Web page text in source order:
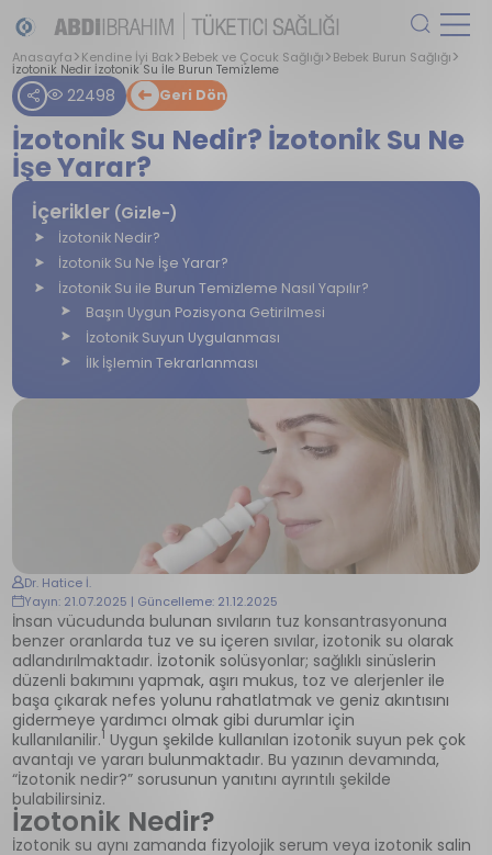
Anasayfa Kendine İyi Bak Bebek ve Çocuk Sağlığı Bebek Burun Sağlığı
İzotonik Nedir İzotonik Su İle Burun Temizleme
22498 Geri Dön
İzotonik Su Nedir? İzotonik Su Ne
İşe Yarar?
Dr. Hatice İ.
Yayın: 21.07.2025 | Güncelleme: 21.12.2025
İnsan vücudunda bulunan sıvıların tuz konsantrasyonuna
benzer oranlarda tuz ve su içeren sıvılar, izotonik su olarak
adlandırılmaktadır. İzotonik solüsyonlar; sağlıklı sinüslerin
düzenli bakımını yapmak, aşırı mukus, toz ve alerjenler ile
başa çıkarak nefes yolunu rahatlatmak ve geniz akıntısını
gidermeye yardımcı olmak gibi durumlar için
kullanılanilir.1 Uygun şekilde kullanılan izotonik suyun pek çok
avantajı ve yararı bulunmaktadır. Bu yazının devamında,
“İzotonik nedir?” sorusunun yanıtını ayrıntılı şekilde
bulabilirsiniz.
İzotonik Nedir?
İzotonik su aynı zamanda fizyolojik serum veya izotonik salin
İçerikler (Gizle-)
İzotonik Nedir?
İzotonik Su Ne İşe Yarar?
İzotonik Su ile Burun Temizleme Nasıl Yapılır?
Başın Uygun Pozisyona Getirilmesi
İzotonik Suyun Uygulanması
İlk İşlemin Tekrarlanması